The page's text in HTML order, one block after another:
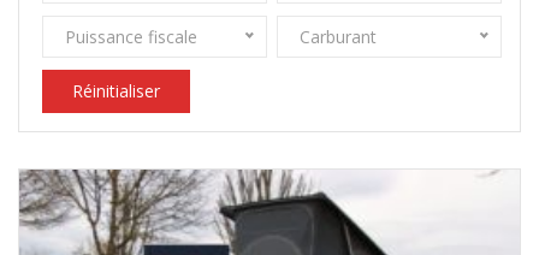
Puissance fiscale Carburant
Réinitialiser